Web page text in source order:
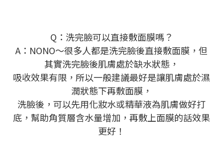
Q：洗完臉可以直接敷面膜嗎？
A：NONO～很多人都是洗完臉後直接敷面膜，但
其實洗完臉後肌膚處於缺水狀態，
吸收效果有限，所以一般建議最好是讓肌膚處於濕
潤狀態下再敷面膜，
洗臉後，可以先用化妝水或精華液為肌膚做好打
底，幫助角質層含水量增加，再敷上面膜的話效果
更好！